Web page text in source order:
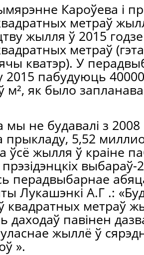
Кароўева і
метраў
жылля ў 2015
метраў
кватэр). У
2015 пабудуюць
м², як было
мы не будавалі з
прыкладу, 5,52
ўсё жылля ў краіне
перадвыбарнае
Лукашэнкі А.Г .:
квадратных метраў
даходаў павінен
жыллё ў
».